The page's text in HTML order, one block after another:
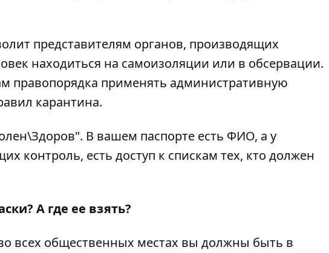
представителям органов, производящих
находиться на самоизоляции или в обсервации.
правопорядка применять административную
карантина.
В вашем паспорте есть ФИО, а у
контроль, есть доступ к спискам тех, кто должен
А где ее взять?
всех общественных местах вы должны быть в